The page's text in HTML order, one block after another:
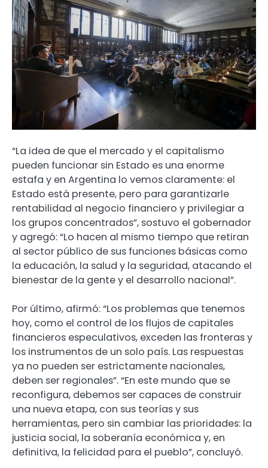
“La idea de que el mercado y el capitalismo
pueden funcionar sin Estado es una enorme
estafa y en Argentina lo vemos claramente: el
Estado está presente, pero para garantizarle
rentabilidad al negocio financiero y privilegiar a
los grupos concentrados”, sostuvo el gobernador
y agregó: “Lo hacen al mismo tiempo que retiran
al sector público de sus funciones básicas como
la educación, la salud y la seguridad, atacando el
bienestar de la gente y el desarrollo nacional”.
Por último, afirmó: “Los problemas que tenemos
hoy, como el control de los flujos de capitales
financieros especulativos, exceden las fronteras y
los instrumentos de un solo país. Las respuestas
ya no pueden ser estrictamente nacionales,
deben ser regionales”. “En este mundo que se
reconfigura, debemos ser capaces de construir
una nueva etapa, con sus teorías y sus
herramientas, pero sin cambiar las prioridades: la
justicia social, la soberanía económica y, en
definitiva, la felicidad para el pueblo”, concluyó.